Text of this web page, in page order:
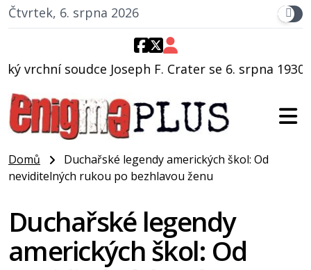
Čtvrtek, 6. srpna 2026
F. Crater se 6. srpna 1930 navečeří ve své
Domů
Duchařské legendy amerických škol: Od
neviditelných rukou po bezhlavou ženu
Duchařské legendy
amerických škol: Od